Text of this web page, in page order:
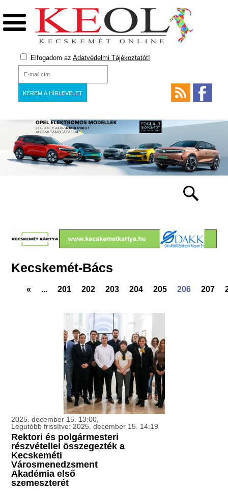
Elfogadom az Adatvédelmi Tájékoztatót!
Kecskemét-Bács
« ... 201 202 203 204 205 206 207
2025. december 15. 13:00,
Legutóbb frissítve: 2025. december 15. 14:19
Rektori és polgármesteri
részvétellel összegezték a
Kecskeméti
Városmenedzsment
Akadémia első
szemeszterét